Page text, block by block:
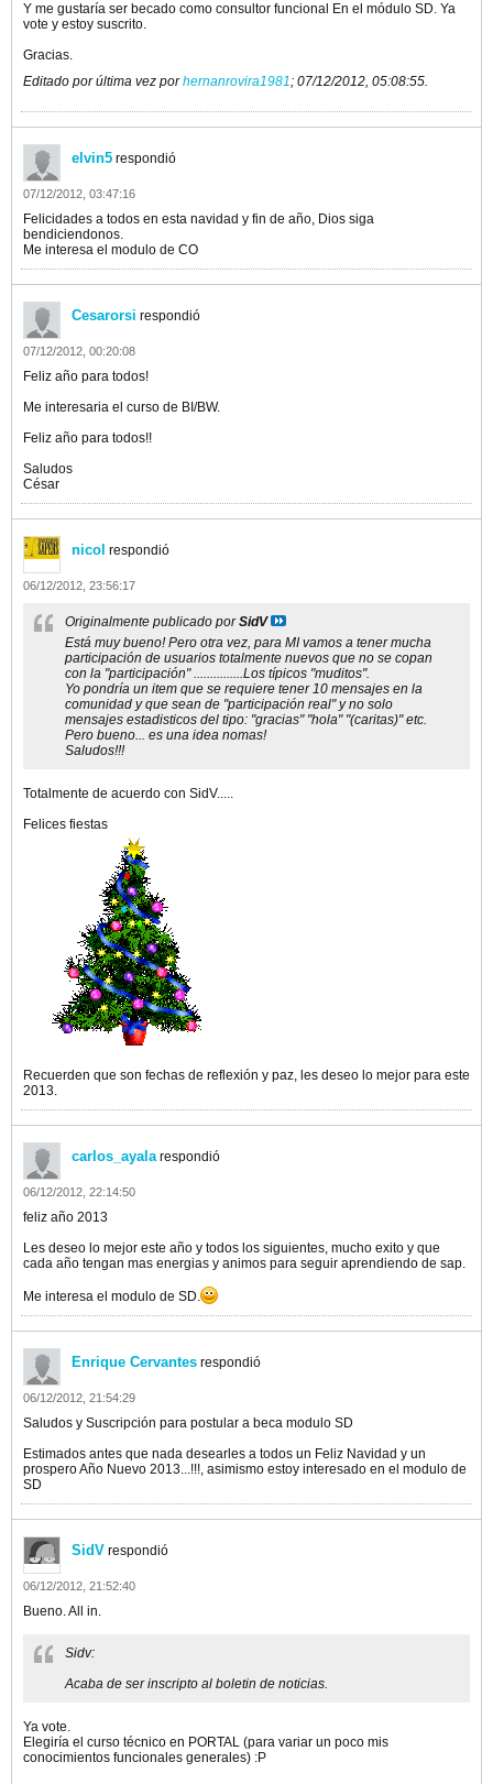
Y me gustaría ser becado como consultor funcional En el módulo SD. Ya
vote y estoy suscrito.
Gracias.
Editado por última vez porhernanrovira1981; 07/12/2012, 05:08:55.
elvin5 respondió
07/12/2012, 03:47:16
Felicidades a todos en esta navidad y fin de año, Dios siga
bendiciendonos.
Me interesa el modulo de CO
Cesarorsi respondió
07/12/2012, 00:20:08
Feliz año para todos!
Me interesaria el curso de BI/BW.
Feliz año para todos!!
Saludos
César
nicol respondió
06/12/2012, 23:56:17
Originalmente publicado porSidV
Está muy bueno! Pero otra vez, para MI vamos a tener mucha
participación de usuarios totalmente nuevos que no se copan
con la "participación" ...............Los típicos "muditos".
Yo pondría un item que se requiere tener 10 mensajes en la
comunidad y que sean de "participación real" y no solo
mensajes estadisticos del tipo: "gracias" "hola" "(caritas)" etc.
Pero bueno... es una idea nomas!
Saludos!!!
Totalmente de acuerdo con SidV.....
Felices fiestas
Recuerden que son fechas de reflexión y paz, les deseo lo mejor para este
2013.
carlos_ayalarespondió
06/12/2012, 22:14:50
feliz año 2013
Les deseo lo mejor este año y todos los siguientes, mucho exito y que
cada año tengan mas energias y animos para seguir aprendiendo de sap.
Me interesa el modulo de SD.
Enrique Cervantes respondió
06/12/2012, 21:54:29
Saludos y Suscripción para postular a beca modulo SD
Estimados antes que nada desearles a todos un Feliz Navidad y un
prospero Año Nuevo 2013...!!!, asimismo estoy interesado en el modulo de
SD
SidV respondió
06/12/2012, 21:52:40
Bueno. All in.
Sidv:
Acaba de ser inscripto al boletin de noticias.
Ya vote.
Elegiría el curso técnico en PORTAL (para variar un poco mis
conocimientos funcionales generales) :P